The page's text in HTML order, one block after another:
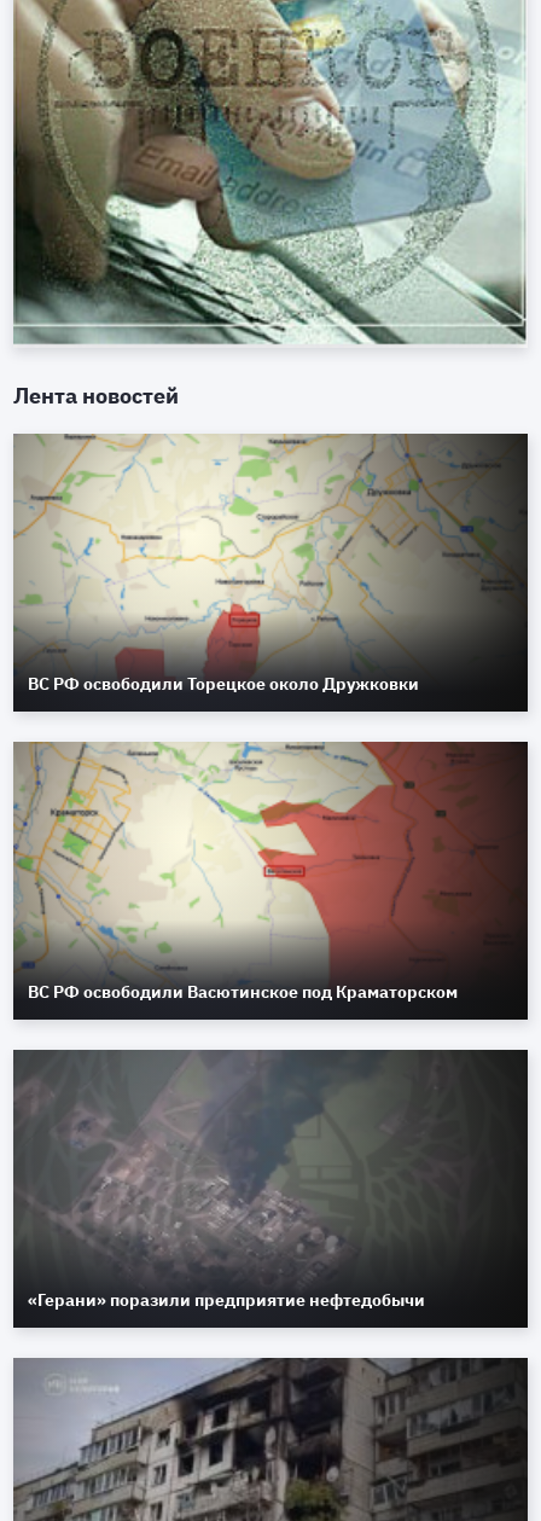
Лента новостей
ВС РФ освободили Торецкое около Дружковки
ВС РФ освободили Васютинское под Краматорском
«Герани» поразили предприятие нефтедобычи